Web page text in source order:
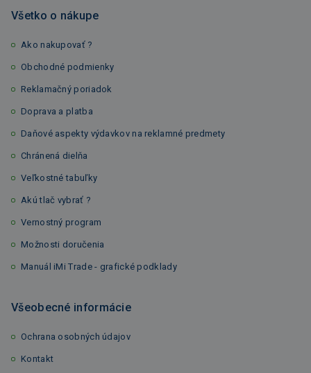
Všetko o nákupe
Ako nakupovať ?
Obchodné podmienky
Reklamačný poriadok
Doprava a platba
Daňové aspekty výdavkov na reklamné predmety
Chránená dielňa
Veľkostné tabuľky
Akú tlač vybrať ?
Vernostný program
Možnosti doručenia
Manuál iMi Trade - grafické podklady
Všeobecné informácie
Ochrana osobných údajov
Kontakt